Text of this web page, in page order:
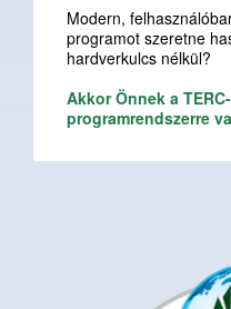
Modern,
programot szeretne
hardverkulcs nélkül?
Akkor Önnek a
programrendszerre